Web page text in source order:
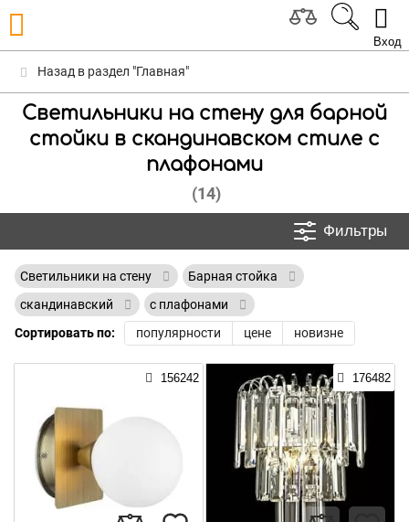
Вход
Назад в раздел "Главная"
Светильники на стену для барной
стойки в скандинавском стиле с
плафонами
(14)
Фильтры
Светильники на стену
Барная стойка
скандинавский
с плафонами
Сортировать по:
популярности цене новизне
156242 176482